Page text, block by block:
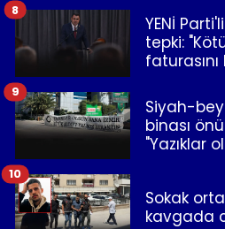
YENİ
tepki:
8
Siyah-
binası
"Yazıklar
9
Sokak
kavgada
10